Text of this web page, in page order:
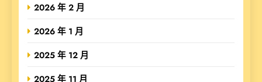
2026 年 2 月
2026 年 1 月
2025 年 12 月
2025 年 11 月